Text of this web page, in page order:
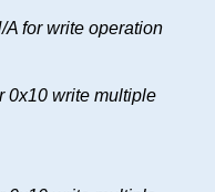
for write operation
0x10 write multiple